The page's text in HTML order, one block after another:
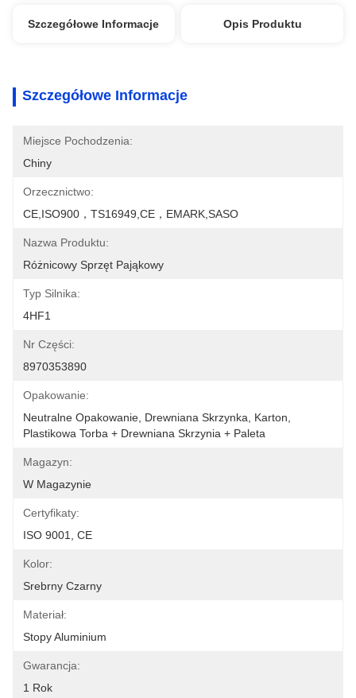
Szczegółowe Informacje Opis Produktu
Szczegółowe Informacje
Miejsce Pochodzenia:
Chiny
Orzecznictwo:
CE,ISO900，TS16949,CE，EMARK,SASO
Nazwa Produktu:
Różnicowy Sprzęt Pająkowy
Typ Silnika:
4HF1
Nr Części:
8970353890
Opakowanie:
Neutralne Opakowanie, Drewniana Skrzynka, Karton,
Plastikowa Torba + Drewniana Skrzynia + Paleta
Magazyn:
W Magazynie
Certyfikaty:
ISO 9001, CE
Kolor:
Srebrny Czarny
Materiał:
Stopy Aluminium
Gwarancja:
1 Rok